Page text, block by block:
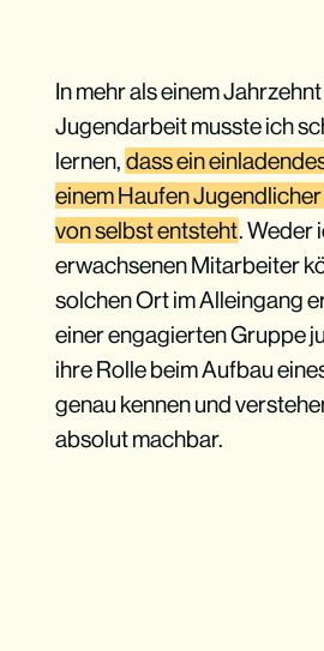
In mehr als einem
Jugendarbeit musste ich
lernen, dass ein
einem Haufen
von selbst entsteht. Weder
erwachsenen Mitarbeiter
solchen Ort im Alleingang
einer engagierten Gruppe
ihre Rolle beim Aufbau
genau kennen und
absolut machbar.